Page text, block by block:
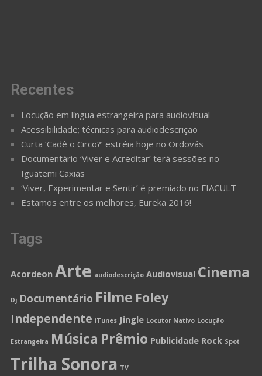
Recentes
Locução em língua estrangeira para audiovisual
Acessibilidade; técnicas para audiodescrição
Curta ‘Cadê o Circo?’ estréia hoje no Ordovás
Documentário ‘Viver e Acreditar’ terá sessões no
Iguatemi Caxias
‘Viver, Experimentar e Sentir’ é premiado no FIACULT
Estamos entre os melhores, Eureka 2016!
Tags
Acordeon Arte audiodescrição Audiovisual Cinema
Dj Documentário Filme Foley
Independente iTunes Jingle Locutor Nativo Locução
Estrangeira Música Prêmio Publicidade Rock Spot
Trilha Sonora TV